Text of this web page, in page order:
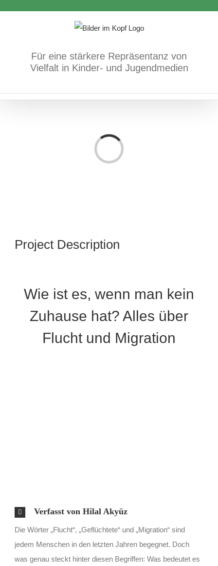
Für eine stärkere Repräsentanz von
Vielfalt in Kinder- und Jugendmedien
Loading...
Project Description
Wie ist es, wenn man kein
Zuhause hat? Alles über
Flucht und Migration
Verfasst von Hilal Akyüz
Die Wörter „Flucht“, „Geflüchtete“ und „Migration“ sind
jedem Menschen in den letzten Jahren begegnet. Doch
was genau steckt hinter diesen Begriffen: Was bedeutet es